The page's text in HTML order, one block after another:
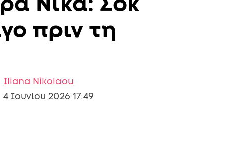
Νίκα: Σοκ
πριν τη
Iliana Nikolaou
4 Ιουνίου 2026 17:49